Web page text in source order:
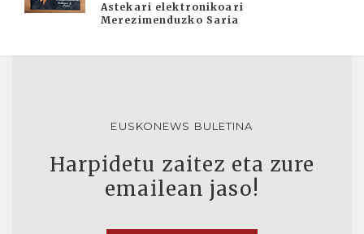
Astekari elektronikoari
Merezimenduzko Saria
EUSKONEWS BULETINA
Harpidetu zaitez eta zure
emailean jaso!